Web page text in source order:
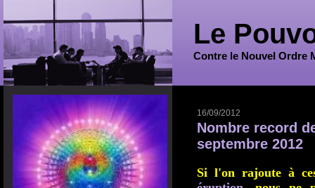
Le
Contre le Nouvel Ordre
16/09/2012
Nombre record
septembre 2012
Si l'on rajoute à